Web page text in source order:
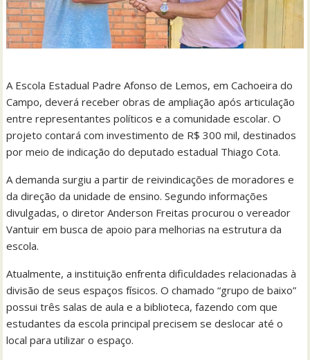
A Escola Estadual Padre Afonso de Lemos, em Cachoeira do
Campo, deverá receber obras de ampliação após articulação
entre representantes políticos e a comunidade escolar. O
projeto contará com investimento de R$ 300 mil, destinados
por meio de indicação do deputado estadual Thiago Cota.
A demanda surgiu a partir de reivindicações de moradores e
da direção da unidade de ensino. Segundo informações
divulgadas, o diretor Anderson Freitas procurou o vereador
Vantuir em busca de apoio para melhorias na estrutura da
escola.
Atualmente, a instituição enfrenta dificuldades relacionadas à
divisão de seus espaços físicos. O chamado “grupo de baixo”
possui três salas de aula e a biblioteca, fazendo com que
estudantes da escola principal precisem se deslocar até o
local para utilizar o espaço.